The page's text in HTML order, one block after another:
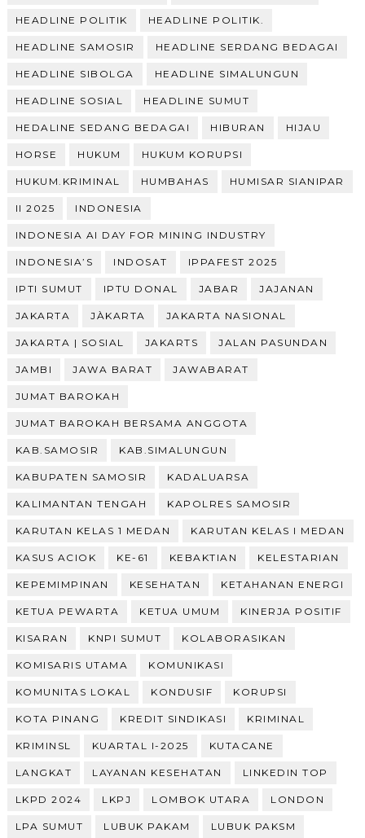
HEADLINE POLITIK HEADLINE POLITIK.
HEADLINE SAMOSIR HEADLINE SERDANG BEDAGAI
HEADLINE SIBOLGA HEADLINE SIMALUNGUN
HEADLINE SOSIAL HEADLINE SUMUT
HEDALINE SEDANG BEDAGAI HIBURAN HIJAU
HORSE HUKUM HUKUM KORUPSI
HUKUM.KRIMINAL HUMBAHAS HUMISAR SIANIPAR
II 2025 INDONESIA
INDONESIA AI DAY FOR MINING INDUSTRY
INDONESIA’S INDOSAT IPPAFEST 2025
IPTI SUMUT IPTU DONAL JABAR JAJANAN
JAKARTA JÀKARTA JAKARTA NASIONAL
JAKARTA | SOSIAL JAKARTS JALAN PASUNDAN
JAMBI JAWA BARAT JAWABARAT
JUMAT BAROKAH
JUMAT BAROKAH BERSAMA ANGGOTA
KAB.SAMOSIR KAB.SIMALUNGUN
KABUPATEN SAMOSIR KADALUARSA
KALIMANTAN TENGAH KAPOLRES SAMOSIR
KARUTAN KELAS 1 MEDAN KARUTAN KELAS I MEDAN
KASUS ACIOK KE-61 KEBAKTIAN KELESTARIAN
KEPEMIMPINAN KESEHATAN KETAHANAN ENERGI
KETUA PEWARTA KETUA UMUM KINERJA POSITIF
KISARAN KNPI SUMUT KOLABORASIKAN
KOMISARIS UTAMA KOMUNIKASI
KOMUNITAS LOKAL KONDUSIF KORUPSI
KOTA PINANG KREDIT SINDIKASI KRIMINAL
KRIMINSL KUARTAL I-2025 KUTACANE
LANGKAT LAYANAN KESEHATAN LINKEDIN TOP
LKPD 2024 LKPJ LOMBOK UTARA LONDON
LPA SUMUT LUBUK PAKAM LUBUK PAKSM